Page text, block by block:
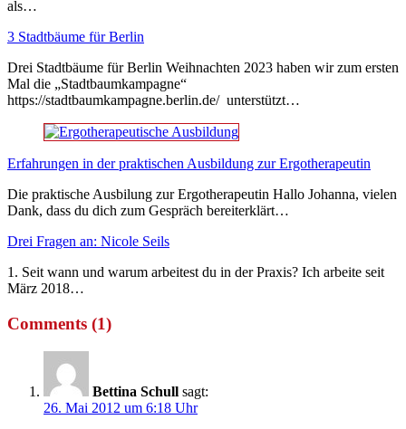
als…
3 Stadtbäume für Berlin
Drei Stadtbäume für Berlin Weihnachten 2023 haben wir zum ersten
Mal die „Stadtbaumkampagne“
https://stadtbaumkampagne.berlin.de/ unterstützt…
Erfahrungen in der praktischen Ausbildung zur Ergotherapeutin
Die praktische Ausbilung zur Ergotherapeutin Hallo Johanna, vielen
Dank, dass du dich zum Gespräch bereiterklärt…
Drei Fragen an: Nicole Seils
1. Seit wann und warum arbeitest du in der Praxis? Ich arbeite seit
März 2018…
Comments (1)
Bettina Schull sagt:
26. Mai 2012 um 6:18 Uhr